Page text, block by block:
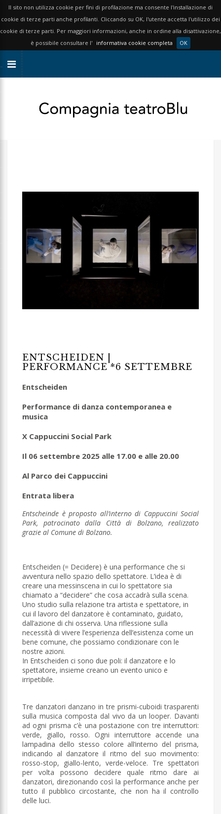
Il sito non utilizza cookie per fini di profilazione ma consente l'installazione di
cookie di terze parti anche profilanti. Cliccando su OK, l'utente accetta l'utilizzo dei
cookie di terze parti. Per maggiori informazioni, anche in ordine alla disattivazione,
è possibile consultare l' informativa cookie completa OK
ENTSCHEIDEN |
PERFORMANCE *6 SETTEMBRE
Entscheiden
Performance di danza contemporanea e
musica
X Cappuccini Social Park
Il 06 settembre 2025 alle 17.00 e alle 20.00
Al Parco dei Cappuccini
Entrata libera
Entscheinde è proposto all’interno di Cappuccini Social
Park, patrocinato dalla Città di Bolzano, realizzato
grazie al Comune di Bolzano.
Entscheiden (= Decidere) è una performance che si
avventura nello spazio dello spettatore. L’idea è di
creare una messinscena in cui lo spettatore sia
chiamato a “decidere” che cosa accadrà sulla scena.
Uno studio sulla relazione tra artista e spettatore, in
cui il lavoro del danzatore è contaminato, guidato,
dall’azione di chi osserva. Una riflessione sulla
necessità di vivere l’esperienza dell’esistenza come un
bene comune, che possiamo condizionare con le
nostre azioni.
In Entscheiden ci sono due poli: il danzatore e lo
spettatore, insieme creano un evento unico e
irripetibile.
Tre danzatori danzano in tre prismi-cuboidi trasparenti
sulla musica composta dal vivo da un looper. Davanti
ad ogni prisma c’è una postazione con tre interruttori:
verde, giallo, rosso. Ogni interruttore accende una
lampadina dello stesso colore all’interno del prisma,
indicando al danzatore il ritmo del suo movimento:
rosso-stop, giallo-lento, verde-veloce. Tre spettatori
per volta possono decidere quale ritmo dare ai
danzatori, direzionando così la performance anche per
tutto il pubblico circostante, che non ha il controllo
delle luci.